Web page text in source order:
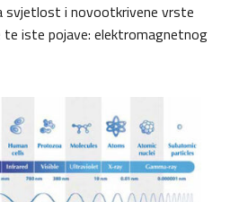
svjetlost i novootkrivene vrste
iste pojave: elektromagnetnog